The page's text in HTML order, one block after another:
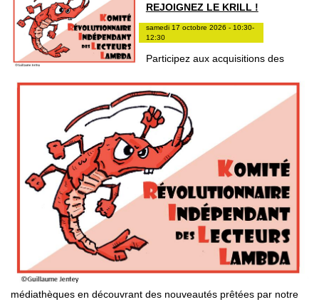
REJOIGNEZ LE KRILL !
samedi 17 octobre 2026 - 10:30-
12:30
Participez aux acquisitions des
médiathèques en découvrant des nouveautés prêtées par notre